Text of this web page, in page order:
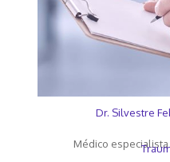
Dr. Silvestre
Médico